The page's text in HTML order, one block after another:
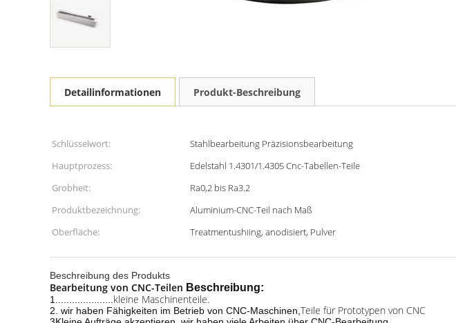
Detailinformationen Produkt-Beschreibung
Schlüsselwort: Stahlbearbeitung Präzisionsbearbeitung
Hauptprozess:
Edelstahl 1.4301/1.4305 Cnc-Tabellen-Teile
Grobheit:
Ra0,2 bis Ra3.2
Produktbezeichnung:
Aluminium-CNC-Teil nach Maß
Oberfläche:
Treatmentushiing, anodisiert, Pulver
Beschreibung des Produkts
Bearbeitung von CNC-Teilen Beschreibung:
1..................... kleine Maschinenteile.
2. wir haben Fähigkeiten im Betrieb von CNC-Maschinen, Teile für Prototypen von CNC